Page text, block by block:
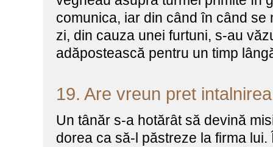
comunica, iar din când în când se
zi, din cauza unei furtuni, s-au
adăpostească pentru un timp
19. Are vreun pret
Un tânăr s-a hotărât să devină
dorea ca să-l păstreze la firma